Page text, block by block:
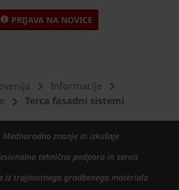
PRIJAVA NA NOVICE
Informacije
Terca fasadni sistemi
Mednarodno znanje in izkušnje
tehnična podpora in servis
iz trajnostnega gradbenega materiala